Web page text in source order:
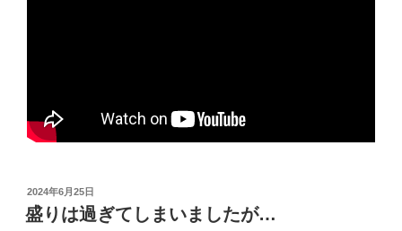
投
稿
日:
2024年6月25日
盛りは過ぎてしまいましたが…